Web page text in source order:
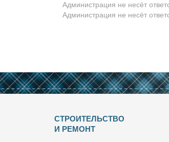
Администрация не несёт
Администрация не несёт
СТРОИТЕЛЬСТВО
И РЕМОНТ